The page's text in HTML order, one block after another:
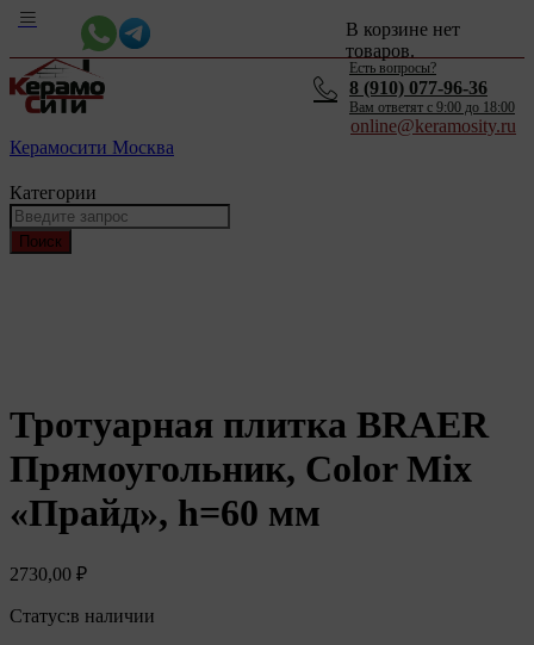
Керамосити Москва
В корзине нет
товаров.
Категории
Поиск
Есть вопросы?
8 (910) 077-96-36
Вам ответят c 9:00 до 18:00
online@keramosity.ru
Тротуарная плитка BRAER
Прямоугольник, Color Mix
«Прайд», h=60 мм
2730,00 ₽
Статус:в наличии